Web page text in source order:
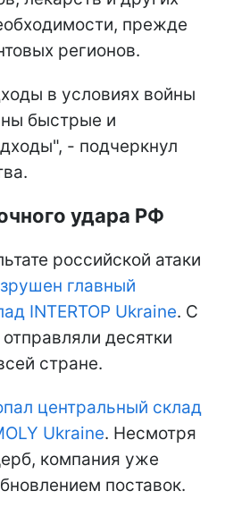
прежде
регионов.
в условиях войны
быстрые и
- подчеркнул
удара РФ
российской атаки
главный
INTERTOP Ukraine. С
десятки
стране.
центральный склад
Ukraine. Несмотря
компания уже
поставок.